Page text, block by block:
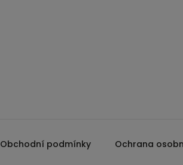
Obchodní podmínky Ochrana